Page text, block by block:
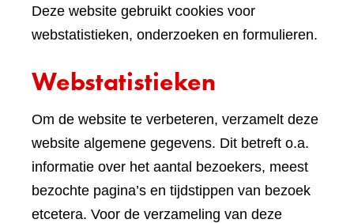
Deze website gebruikt cookies voor
webstatistieken, onderzoeken en formulieren.
Webstatistieken
Om de website te verbeteren, verzamelt deze
website algemene gegevens. Dit betreft o.a.
informatie over het aantal bezoekers, meest
bezochte pagina’s en tijdstippen van bezoek
etcetera. Voor de verzameling van deze